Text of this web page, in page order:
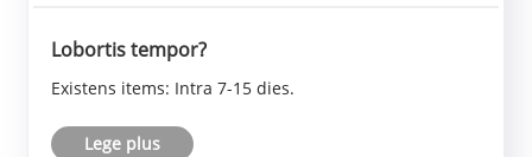
Lobortis tempor?
Existens items: Intra 7-15 dies.
Lege plus